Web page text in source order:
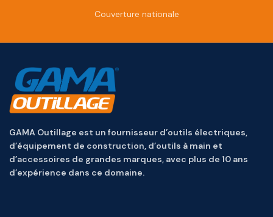
Couverture nationale
GAMA Outillage est un fournisseur d’outils électriques,
d’équipement de construction, d’outils à main et
d’accessoires de grandes marques, avec plus de 10 ans
d’expérience dans ce domaine.